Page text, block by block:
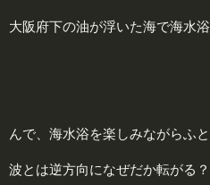
大阪府下の油が浮いた海で海水
んで、海水浴を楽しみながらふと
波とは逆方向になぜだか転がる？